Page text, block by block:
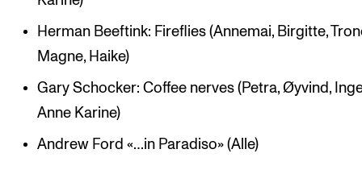
INFO
Om Norges musikkhøgskole
Kontakt oss
Finn ansatte
For ansatte og studenter
Herman Beeftink: Fireflies (Annemai, Birgitte,
Magne, Haike)
Gary Schocker: Coffee nerves (Petra, Øyvind,
Anne Karine)
Andrew Ford «…in Paradiso» (Alle)